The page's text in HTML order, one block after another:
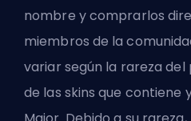
nombre y comprarlos
miembros de la
variar según la rareza
de las skins que contiene